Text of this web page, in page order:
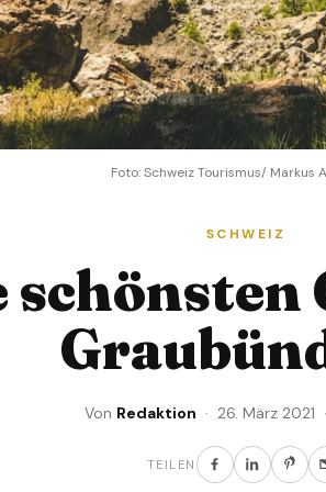
Foto: Schweiz Tourismus/ Markus
SCHWEIZ
schönsten
Von Redaktion · 26. März 2021
TEILEN